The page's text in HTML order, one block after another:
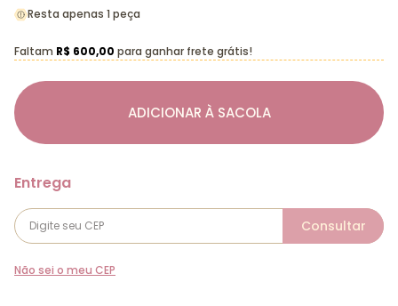
ADICIONAR À SACOLA
Resta apenas 1 peça
Faltam R$ 600,00 para ganhar frete grátis!
Não sei o meu CEP